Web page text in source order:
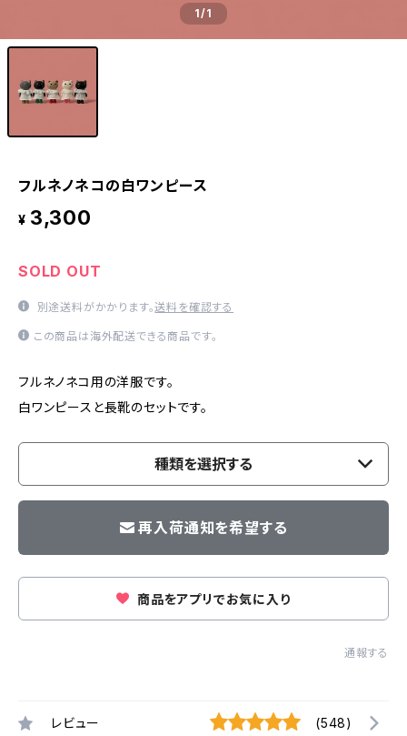
1/1
フルネノネコの白ワンピース
¥ 3,300
SOLD OUT
別途送料がかかります。送料を確認する
この商品は海外配送できる商品です。
フルネノネコ用の洋服です。
白ワンピースと長靴のセットです。
種類を選択する
再入荷通知を希望する
商品をアプリでお気に入り
通報する
レビュー (548)